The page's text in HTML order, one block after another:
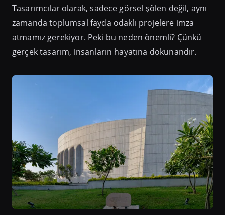
Tasarımcılar olarak, sadece görsel şölen değil, aynı
zamanda toplumsal fayda odaklı projelere imza
atmamız gerekiyor. Peki bu neden önemli? Çünkü
gerçek tasarım, insanların hayatına dokunandır.